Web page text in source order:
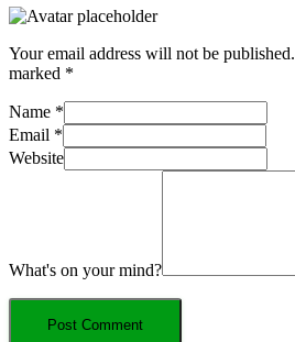
Your email address will not be published.
marked *
Name *
Email *
Website
What's on your mind?